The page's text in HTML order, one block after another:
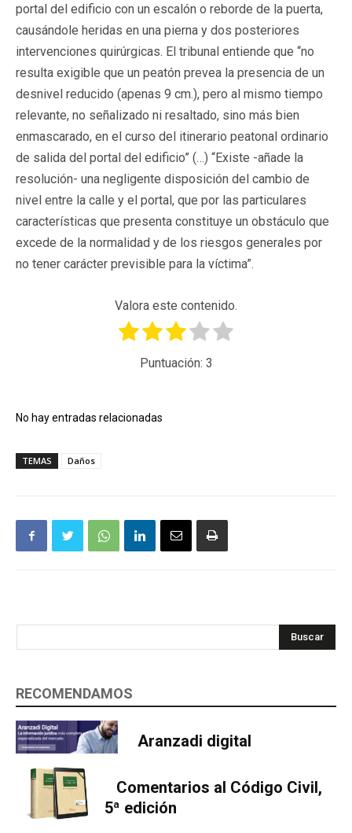
portal del edificio con un escalón o reborde de la puerta,
causándole heridas en una pierna y dos posteriores
intervenciones quirúrgicas. El tribunal entiende que “no
resulta exigible que un peatón prevea la presencia de un
desnivel reducido (apenas 9 cm.), pero al mismo tiempo
relevante, no señalizado ni resaltado, sino más bien
enmascarado, en el curso del itinerario peatonal ordinario
de salida del portal del edificio” (…) “Existe -añade la
resolución- una negligente disposición del cambio de
nivel entre la calle y el portal, que por las particulares
características que presenta constituye un obstáculo que
excede de la normalidad y de los riesgos generales por
no tener carácter previsible para la víctima”.
Valora este contenido.
Puntuación: 3
No hay entradas relacionadas
TEMAS Daños
Buscar
RECOMENDAMOS
Aranzadi digital
Comentarios al Código Civil,
5ª edición